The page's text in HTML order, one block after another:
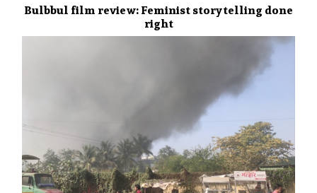
Bulbbul film review: Feminist storytelling done
right